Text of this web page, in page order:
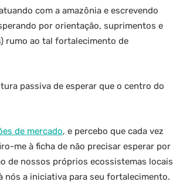
com a amazônia e escrevendo
por orientação, suprimentos e
rumo ao tal fortalecimento de
passiva de esperar que o centro do
de mercado, e percebo que cada vez
me à ficha de não precisar esperar por
de nossos próprios ecossistemas locais
nós a iniciativa para seu fortalecimento.